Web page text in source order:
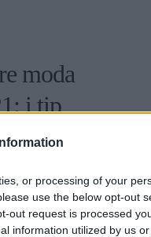
or processing of your
use the below opt-out
out request is processed
information utilized by us
moda
i tip
il giallo e
dell'estate